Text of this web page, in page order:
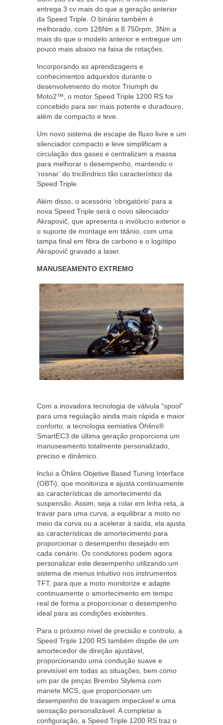
entrega 3 cv mais do que a geração anterior
da Speed Triple. O binário também é
melhorado, com 128Nm a 8.750rpm, 3Nm a
mais do que o modelo anterior e entregue um
pouco mais abaixo na faixa de rotações.
Incorporando as aprendizagens e
conhecimentos adquiridos durante o
desenvolvimento do motor Triumph de
Moto2™, o motor Speed Triple 1200 RS foi
concebido para ser mais potente e duradouro,
além de compacto e leve.
Um novo sistema de escape de fluxo livre e um
silenciador compacto e leve simplificam a
circulação dos gases e centralizam a massa
para melhorar o desempenho, mantendo o
‘rosnar’ do tricilíndrico tão característico da
Speed Triple.
Além disso, o acessório ‘obrigatório’ para a
nova Speed Triple será o novo silenciador
Akrapovič, que apresenta o invólucro exterior e
o suporte de montage em titânio, com uma
tampa final em fibra de carbono e o logótipo
Akrapovič gravado a laser.
MANUSEAMENTO EXTREMO
Com a inovadora tecnologia de válvula “spool”
para uma regulação ainda mais rápida e maior
conforto, a tecnologia semiativa Öhlins®
SmartEC3 de última geração proporciona um
manuseamento totalmente personalizado,
preciso e dinâmico.
Inclui a Öhlins Objetive Based Tuning Interface
(OBTi), que monitoriza e ajusta continuamente
as características de amortecimento da
suspensão. Assim, seja a rolar em linha reta, a
travar para uma curva, a equilibrar a moto no
meio da curva ou a acelerar à saída, ela ajusta
as características de amortecimento para
proporcionar o desempenho desejado em
cada cenário. Os condutores podem agora
personalizar este desempenho utilizando um
sistema de menus intuitivo nos instrumentos
TFT, para que a moto monitorize e adapte
continuamente o amortecimento em tempo
real de forma a proporcionar o desempenho
ideal para as condições existentes.
Para o próximo nível de precisão e controlo, a
Speed Triple 1200 RS também dispõe de um
amortecedor de direção ajustável,
proporcionando uma condução suave e
previsível em todas as situações, bem como
um par de pinças Brembo Stylema com
manete MCS, que proporcionam um
desempenho de travagem impecável e uma
sensação personalizável. A completar a
configuração, a Speed Triple 1200 RS traz o